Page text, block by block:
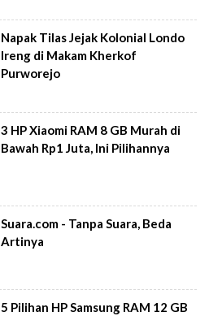
Napak Tilas Jejak Kolonial Londo
Ireng di Makam Kherkof
Purworejo
3 HP Xiaomi RAM 8 GB Murah di
Bawah Rp1 Juta, Ini Pilihannya
Suara.com - Tanpa Suara, Beda
Artinya
5 Pilihan HP Samsung RAM 12 GB